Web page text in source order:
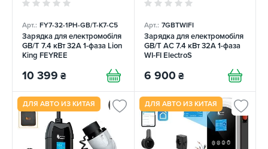
Арт.: FY7-32-1PH-GB/T-K7-C5
Зарядка для електромобіля
GB/T 7.4 кВт 32A 1-фаза Lion
King FEYREE
10 399 ₴
Арт.: 7GBTWIFI
Зарядка для електромобіля
GB/T AC 7.4 кВт 32A 1-фаза
WI-FI ElectroS
6 900 ₴
ДЛЯ АВТО ИЗ КИТАЯ ДЛЯ АВТО ИЗ КИТАЯ